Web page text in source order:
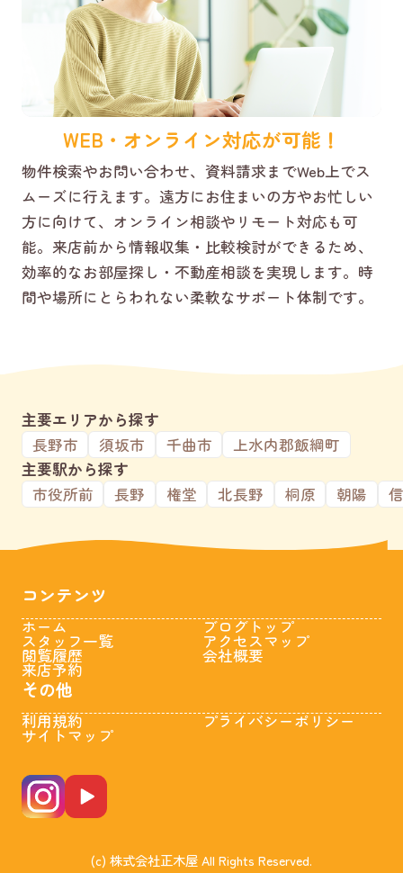
WEB・オンライン対応が可能！
物件検索やお問い合わせ、資料請求までWeb上でス
ムーズに行えます。遠方にお住まいの方やお忙しい
方に向けて、オンライン相談やリモート対応も可
能。来店前から情報収集・比較検討ができるため、
効率的なお部屋探し・不動産相談を実現します。時
間や場所にとらわれない柔軟なサポート体制です。
主要エリアから探す
長野市
須坂市 千曲市
上水内郡飯綱町
主要駅から探す
市役所前
長野 権堂 北長野 桐原 朝陽
コンテンツ
ホーム
スタッフ一覧
閲覧履歴
来店予約
ブログトップ
アクセスマップ
会社概要
その他
利用規約
サイトマップ
プライバシーポリシー
(c) 株式会社正木屋 All Rights Reserved.